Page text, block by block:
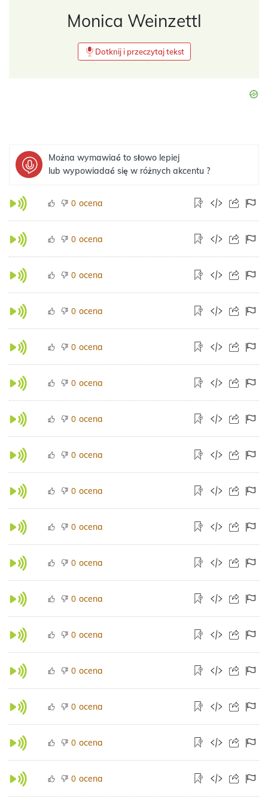
Monica Weinzettl
Dotknij i przeczytaj tekst
Można wymawiać to słowo lepiej
lub wypowiadać się w różnych akcentu ?
0 ocena
0 ocena
0 ocena
0 ocena
0 ocena
0 ocena
0 ocena
0 ocena
0 ocena
0 ocena
0 ocena
0 ocena
0 ocena
0 ocena
0 ocena
0 ocena
0 ocena